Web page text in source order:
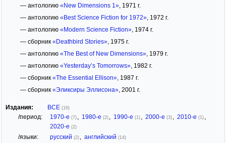
— антологию «New Dimensions 1», 1971 г.
— антологию «Best Science Fiction for 1972», 1972 г.
— антологию «Modern Science Fiction», 1974 г.
— сборник «Deathbird Stories», 1975 г.
— антологию «The Best of New Dimensions», 1979 г.
— антологию «Yesterday’s Tomorrows», 1982 г.
— сборник «The Essential Ellison», 1987 г.
— сборник «Эликсиры Эллисона», 2001 г.
Издания: ВСЕ (16)
/период: 1970-е (7) 1980-е (2) 1990-е (1) 2000-е (3) 2010-е (1)
2020-е (2)
/языки: русский (2) английский (14)